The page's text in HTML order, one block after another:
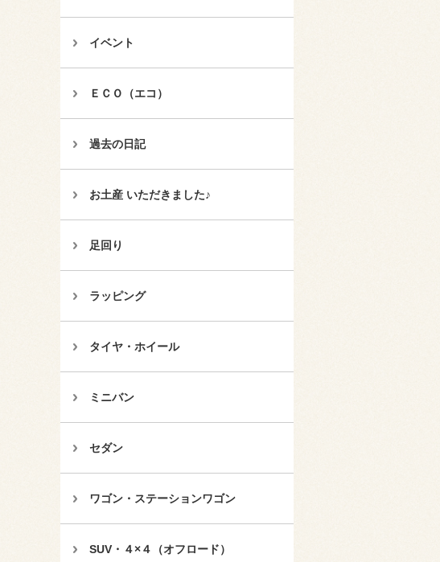
イベント
ＥＣＯ（エコ）
過去の日記
お土産 いただきました♪
足回り
ラッピング
タイヤ・ホイール
ミニバン
セダン
ワゴン・ステーションワゴン
SUV・４×４（オフロード）